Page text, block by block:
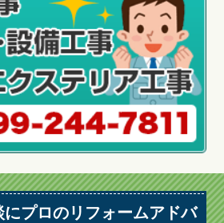
にプロのリフォームアドバ